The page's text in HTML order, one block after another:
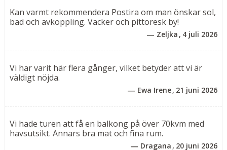
Trevliga och rymliga dubbelrum med balkong. Rummen
finns i två varianter, det ena (22 m²) med dubbelsäng
för 2 personer och det andra (25 m²) med dubbelsäng
tillägg.
Svit (44 m²) för 2-4 personer med balkong och
190 cm ) för 1 vuxen eller 1-2 barn upp till 15 år.
Kan varmt rekommendera Postira om man önskar sol,
bad och avkoppling. Vacker och pittoresk by!
Zeljka 4 juli 2026
Vi har varit här flera gånger, vilket betyder att vi är
väldigt nöjda.
Ewa Irene 21 juni 2026
Vi hade turen att få en balkong på över 70kvm med
havsutsikt. Annars bra mat och fina rum.
Dragana 20 juni 2026